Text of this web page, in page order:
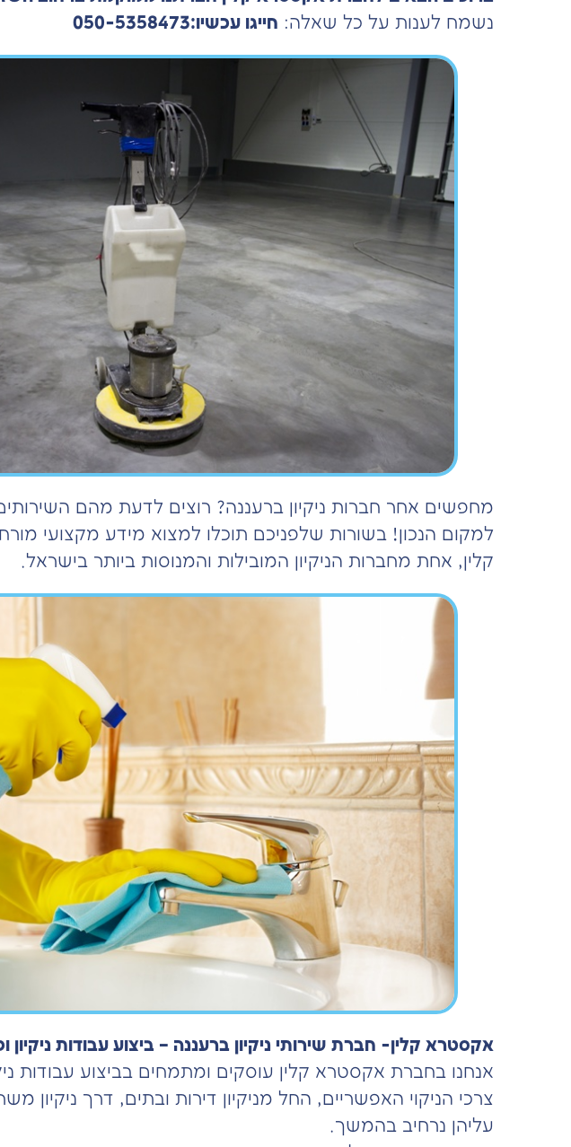
נשמח לענות על כל שאלה: חייגו עכשיו:050-5358473
מחפשים אחר חברות ניקיון ברעננה? רוצים לדעת מהם
למקום הנכון! בשורות שלפניכם תוכלו למצוא מידע מקצועי
קלין, אחת מחברות הניקיון המובילות והמנוסות ביותר בישראל.
אקסטרא קלין- חברת שירותי ניקיון ברעננה – ביצוע עבודות ניקיון
אנחנו בחברת אקסטרא קלין עוסקים ומתמחים בביצוע עבודות
צרכי הניקוי האפשריים, החל מניקיון דירות ובתים, דרך ניקיון
עליהן נרחיב בהמשך.